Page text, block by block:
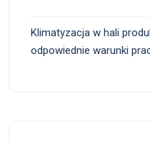
Klimatyzacja w hali
odpowiednie warunki